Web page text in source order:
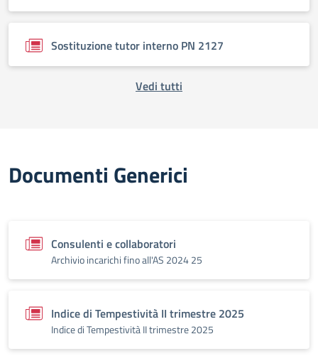
Sostituzione tutor interno PN 2127
Vedi tutti
Documenti Generici
Consulenti e collaboratori
Archivio incarichi fino all'AS 2024 25
Indice di Tempestività II trimestre 2025
Indice di Tempestività II trimestre 2025